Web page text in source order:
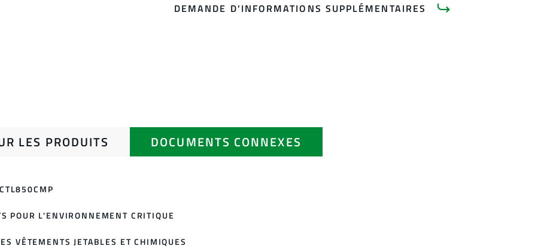
DEMANDE D'INFORMATIONS SUPPLÉMENTAIRES
LES PRODUITS DOCUMENTS CONNEXES
POUR L'ENVIRONNEMENT CRITIQUE
VÊTEMENTS JETABLES ET CHIMIQUES